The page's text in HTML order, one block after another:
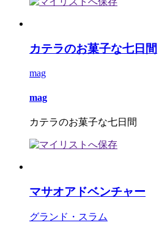
カテラのお菓子な七日間
mag
mag
カテラのお菓子な七日間
マサオアドベンチャー
グランド・スラム